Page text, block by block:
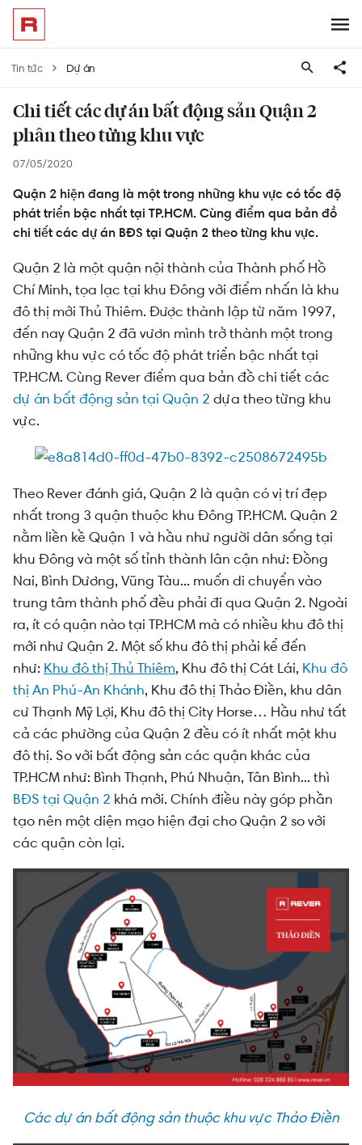
Tin tức Dự án
Chi tiết các dự án bất động sản Quận 2
phân theo từng khu vực
07/05/2020
Quận 2 hiện đang là một trong những khu vực có tốc độ
phát triển bậc nhất tại TP.HCM. Cùng điểm qua bản đồ
chi tiết các dự án BĐS tại Quận 2 theo từng khu vực.
Quận 2 là một quận nội thành của Thành phố Hồ
Chí Minh, tọa lạc tại khu Đông với điểm nhấn là khu
đô thị mới Thủ Thiêm. Được thành lập từ năm 1997,
đến nay Quận 2 đã vươn mình trở thành một trong
những khu vực có tốc độ phát triển bậc nhất tại
TP.HCM. Cùng Rever điểm qua bản đồ chi tiết các
dự án bất động sản tại Quận 2 dựa theo từng khu
vực.
Theo Rever đánh giá, Quận 2 là quận có vị trí đẹp
nhất trong 3 quận thuộc khu Đông TP.HCM. Quận 2
nằm liền kề Quận 1 và hầu như người dân sống tại
khu Đông và một số tỉnh thành lân cận như: Đồng
Nai, Bình Dương, Vũng Tàu... muốn di chuyển vào
trung tâm thành phố đều phải đi qua Quận 2. Ngoài
ra, ítcó quận nào tại TP.HCM mà có nhiều khu đô thị
mới như Quận 2. Một số khu đô thị phải kể đến
như: Khu đô thị Thủ Thiêm, Khu đô thị Cát Lái, Khu đô
thị An Phú-An Khánh, Khu đô thị Thảo Điền, khu dân
cư Thạnh Mỹ Lợi, Khu đô thị City Horse… Hầu như tất
cả các phường của Quận 2 đều có ít nhất một khu
đô thị. So với bất động sản các quận khác của
TP.HCM như: Bình Thạnh, Phú Nhuận, Tân Bình... thì
BĐS tại Quận 2 khá mới. Chính điều này góp phần
tạo nên một diện mạo hiện đại cho Quận 2 so với
các quận còn lại.
Các dự án bất động sản thuộc khu vực Thảo Điền